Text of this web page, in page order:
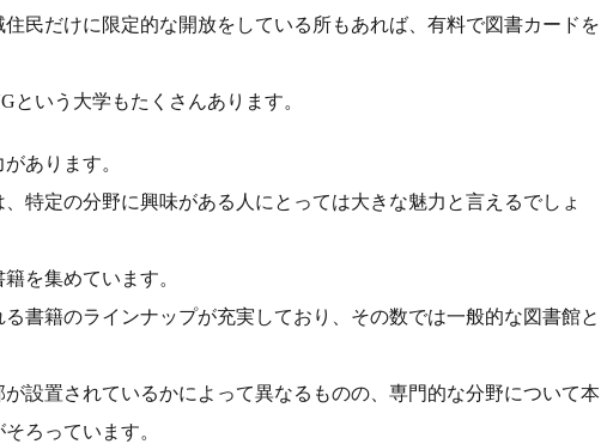
民だけに限定的な開放をしている所もあれば、有料で図書カードを
という大学もたくさんあります。
あります。
特定の分野に興味がある人にとっては大きな魅力と言えるでしょ
を集めています。
書籍のラインナップが充実しており、その数では一般的な図書館と
設置されているかによって異なるものの、専門的な分野について本
ろっています。